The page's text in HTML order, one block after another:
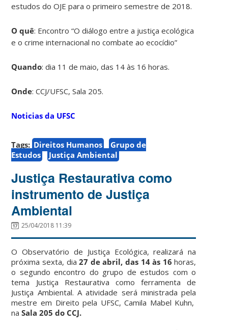
estudos do OJE para o primeiro semestre de 2018.
O quê: Encontro “O diálogo entre a justiça ecológica
e o crime internacional no combate ao ecocídio”
Quando: dia 11 de maio, das 14 às 16 horas.
Onde: CCJ/UFSC, Sala 205.
Noticias da UFSC
Tags: Direitos Humanos
Grupo de
Estudos
Justiça Ambiental
Justiça Restaurativa como
instrumento de Justiça
Ambiental
25/04/2018 11:39
O Observatório de Justiça Ecológica, realizará na
próxima sexta, dia27 de abril, das 14 às 16 horas,
o segundo encontro do grupo de estudos com o
tema Justiça Restaurativa como ferramenta de
Justiça Ambiental. A atividade será ministrada pela
mestre em Direito pela UFSC, Camila Mabel Kuhn,
naSala 205 do CCJ.